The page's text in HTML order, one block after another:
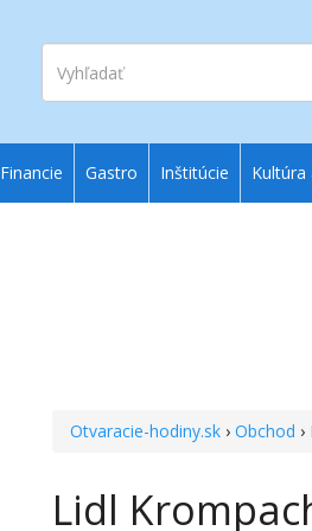
Vyhľadať
Otvaracie-hodiny.sk ›Obchod ›
Lidl
Financie Gastro Inštitúcie Kultúra